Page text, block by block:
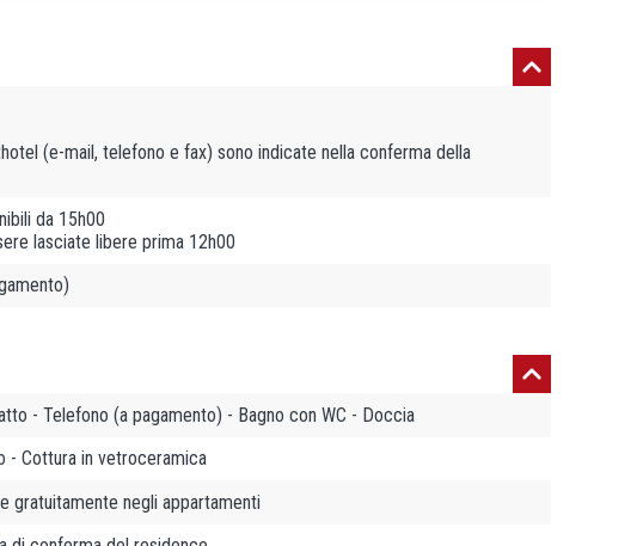
(e-mail, telefono e fax) sono indicate nella conferma della
da 15h00
lasciate libere prima 12h00
- Telefono (a pagamento) - Bagno con WC - Doccia
- Cottura in vetroceramica
gratuitamente negli appartamenti